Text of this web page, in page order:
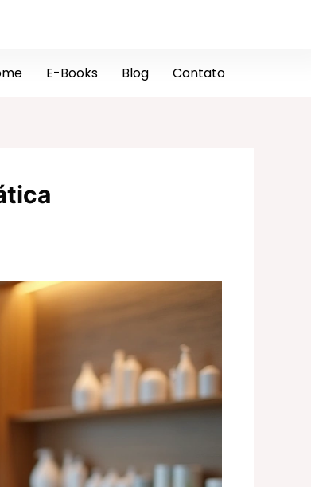
E-Books Blog Contato